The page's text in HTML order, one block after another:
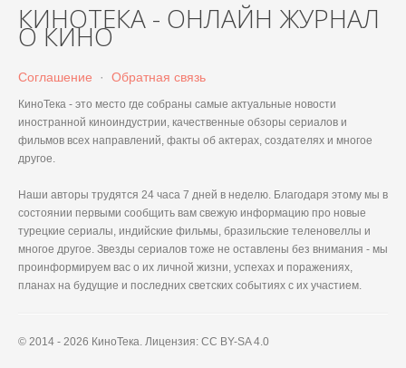
КИНОТЕКА - ОНЛАЙН ЖУРНАЛ
О КИНО
Соглашение · Обратная связь
КиноТека - это место где собраны самые актуальные новости
иностранной киноиндустрии, качественные обзоры сериалов и
фильмов всех направлений, факты об актерах, создателях и многое
другое.
Наши авторы трудятся 24 часа 7 дней в неделю. Благодаря этому мы в
состоянии первыми сообщить вам свежую информацию про новые
турецкие сериалы, индийские фильмы, бразильские теленовеллы и
многое другое. Звезды сериалов тоже не оставлены без внимания - мы
проинформируем вас о их личной жизни, успехах и поражениях,
планах на будущие и последних светских событиях с их участием.
© 2014 - 2026 КиноТека. Лицензия: CC BY-SA 4.0